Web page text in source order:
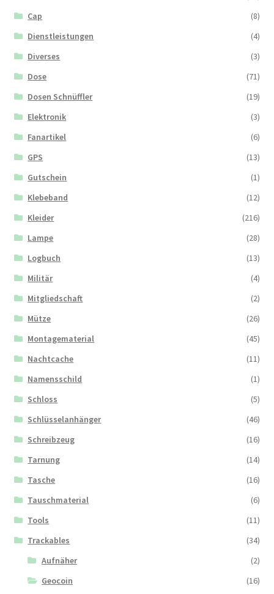
Cap
(8)
Dienstleistungen
(4)
Diverses
(3)
Dose
(71)
Dosen Schnüffler
(19)
Elektronik
(3)
Fanartikel
(6)
GPS
(13)
Gutschein
(1)
Klebeband
(12)
Kleider
(216)
Lampe
(28)
Logbuch
(13)
Militär
(4)
Mitgliedschaft
(2)
Mütze
(26)
Montagematerial
(45)
Nachtcache
(11)
Namensschild
(1)
Schloss
(5)
Schlüsselanhänger
(46)
Schreibzeug
(16)
Tarnung
(14)
Tasche
(16)
Tauschmaterial
(6)
Tools
(11)
Trackables
(34)
Aufnäher
(2)
Geocoin
(16)